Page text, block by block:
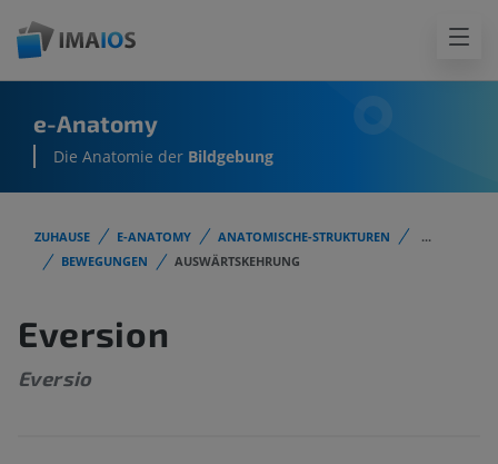
e-Anatomy
Die Anatomie der Bildgebung
ZUHAUSE E-ANATOMY ANATOMISCHE-STRUKTUREN
...
BEWEGUNGEN
AUSWÄRTSKEHRUNG
Eversion
Eversio